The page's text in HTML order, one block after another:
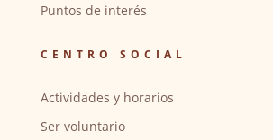
Puntos de interés
CENTRO SOCIAL
Actividades y horarios
Ser voluntario